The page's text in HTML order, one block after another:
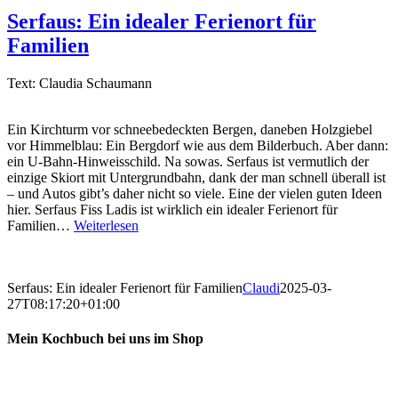
Serfaus: Ein idealer Ferienort für
Familien
Text: Claudia Schaumann
Ein Kirchturm vor schneebedeckten Bergen, daneben Holzgiebel
vor Himmelblau: Ein Bergdorf wie aus dem Bilderbuch. Aber dann:
ein U-Bahn-Hinweisschild. Na sowas. Serfaus ist vermutlich der
einzige Skiort mit Untergrundbahn, dank der man schnell überall ist
– und Autos gibt’s daher nicht so viele. Eine der vielen guten Ideen
hier. Serfaus Fiss Ladis ist wirklich ein idealer Ferienort für
Familien… Weiterlesen
Serfaus: Ein idealer Ferienort für FamilienClaudi2025-03-
27T08:17:20+01:00
Mein Kochbuch bei uns im Shop